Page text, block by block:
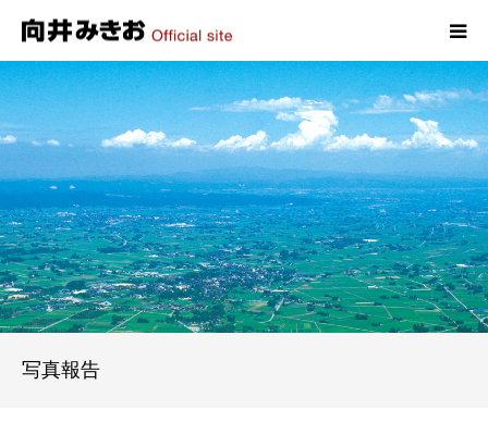
写真報告
HOME
プロフィール
政策
活動報告